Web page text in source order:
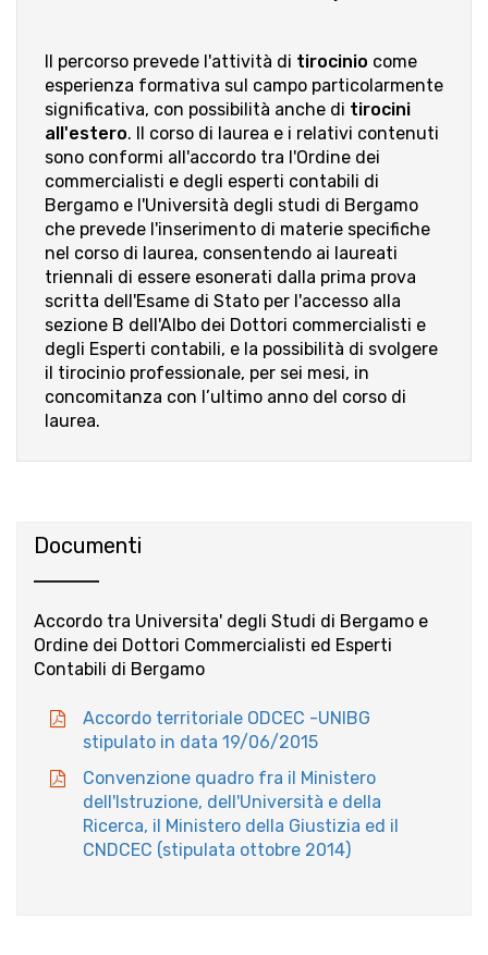
Il percorso prevede l'attività di tirocinio come
esperienza formativa sul campo particolarmente
significativa, con possibilità anche di tirocini
all'estero. Il corso di laurea e i relativi contenuti
sono conformi all'accordo tra l'Ordine dei
commercialisti e degli esperti contabili di
Bergamo e l'Università degli studi di Bergamo
che prevede l'inserimento di materie specifiche
nel corso di laurea, consentendo ai laureati
triennali di essere esonerati dalla prima prova
scritta dell'Esame di Stato per l'accesso alla
sezione B dell'Albo dei Dottori commercialisti e
degli Esperti contabili, e la possibilità di svolgere
il tirocinio professionale, per sei mesi, in
concomitanza con l’ultimo anno del corso di
laurea.
Documenti
Accordo tra Universita' degli Studi di Bergamo e
Ordine dei Dottori Commercialisti ed Esperti
Contabili di Bergamo
Accordo territoriale ODCEC -UNIBG
stipulato in data 19/06/2015
Convenzione quadro fra il Ministero
dell'Istruzione, dell'Università e della
Ricerca, il Ministero della Giustizia ed il
CNDCEC (stipulata ottobre 2014)